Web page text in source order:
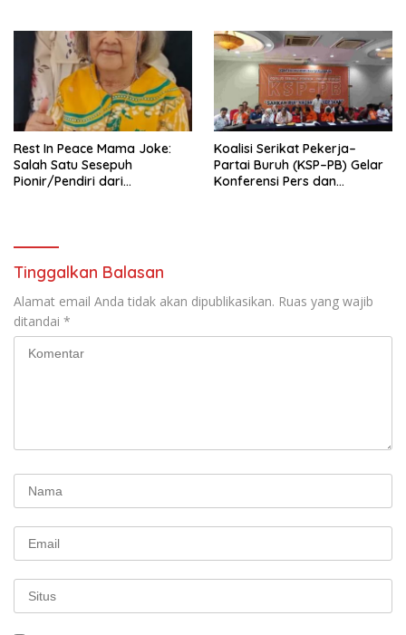
Tema: “Penguatan dan
Pengembangan Organisasi
KBI yang Berbasis Riset di
seluruh Indonesia dan
Mancanegara”.
Rest In Peace Mama Joke:
Salah Satu Sesepuh
Pionir/Pendiri dari
Kasih Allah.
Koalisi Serikat Pekerja–
Partai Buruh (KSP–PB) Gelar
Konferensi Pers dan
Tinggalkan Balasan
Alamat email Anda tidak akan dipublikasikan. Ruas yang wajib
ditandai *